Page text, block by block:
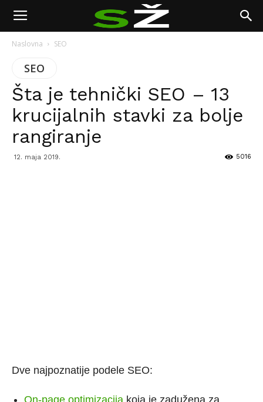
Naslovna SEO
SEO
Šta je tehnički SEO – 13
krucijalnih stavki za bolje
rangiranje
12. maja 2019. 5016
Dve najpoznatije podele SEO:
On-page optimizacija koja je zadužena za